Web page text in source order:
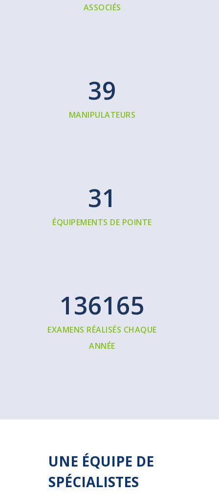
ASSOCIÉS
40
MANIPULATEURS
31
ÉQUIPEMENTS DE POINTE
140000
EXAMENS RÉALISÉS CHAQUE
ANNÉE
UNE ÉQUIPE DE
SPÉCIALISTES